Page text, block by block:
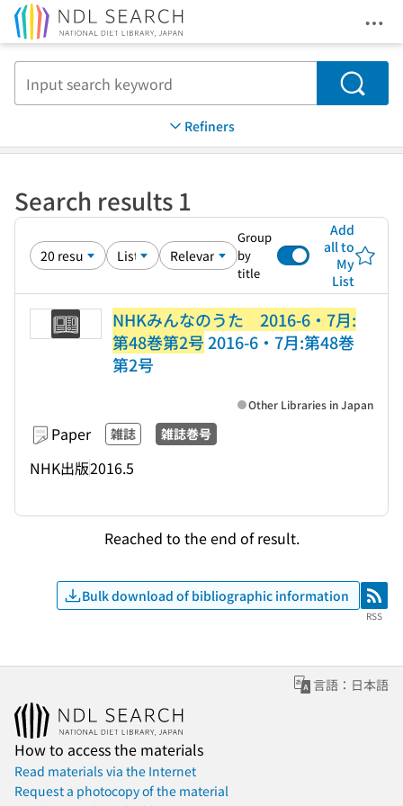
Search
Refiners
Search results 1
Group
by
title
Add
all to
My
List
NHKみんなのうた 2016-6・7月:
第48巻第2号2016-6・7月:第48巻
第2号
Paper 雑誌 雑誌巻号
NHK出版2016.5
Other Libraries in Japan
Reached to the end of result.
Bulk download of bibliographic information RSS
RSS
言語：日本語
How to access the materials
Read materials via the Internet
Request a photocopy of the material